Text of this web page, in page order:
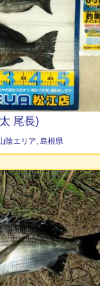
尾長)
陰エリア 島根県